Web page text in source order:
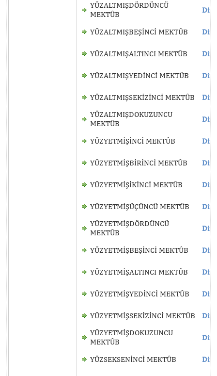
YÜZALTMIŞDÖRDÜNCÜ
MEKTÛB
YÜZALTMIŞBEŞİNCİ MEKTÛB
YÜZALTMIŞALTINCI MEKTÛB
YÜZALTMIŞYEDİNCİ MEKTÛB
YÜZALTMIŞSEKİZİNCİ MEKTÛB
YÜZALTMIŞDOKUZUNCU
MEKTÛB
YÜZYETMİŞİNCİ MEKTÛB
YÜZYETMİŞBİRİNCİ MEKTÛB
YÜZYETMİŞİKİNCİ MEKTÛB
YÜZYETMİŞÜÇÜNCÜ MEKTÛB
YÜZYETMİŞDÖRDÜNCÜ
MEKTÛB
YÜZYETMİŞBEŞİNCİ MEKTÛB
YÜZYETMİŞALTINCI MEKTÛB
YÜZYETMİŞYEDİNCİ MEKTÛB
YÜZYETMİŞSEKİZİNCİ MEKTÛB
YÜZYETMİŞDOKUZUNCU
MEKTÛB
YÜZSEKSENİNCİ MEKTÛB